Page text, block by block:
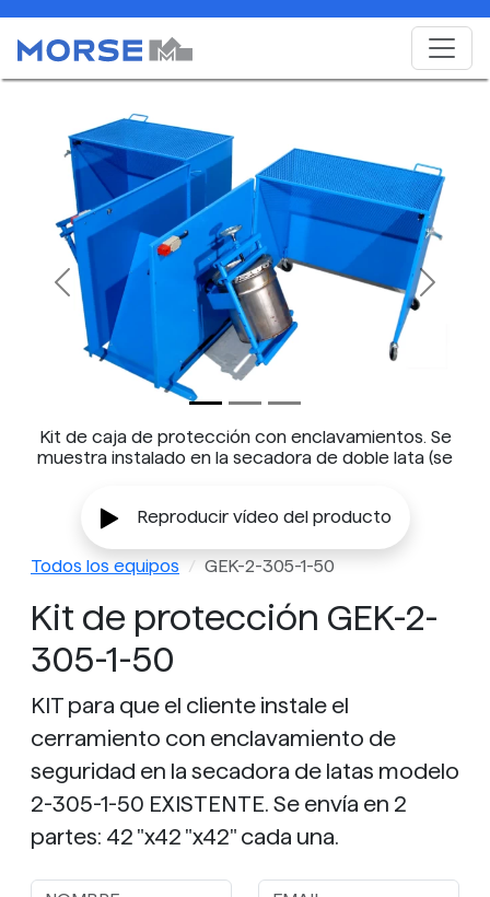
Kit de caja de protección con enclavamientos. Se
muestra instalado en la secadora de doble lata (se
Previous Next
Reproducir vídeo del producto
Todos los equipos GEK-2-305-1-50
Kit de protección GEK-2-
305-1-50
KIT para que el cliente instale el
cerramiento con enclavamiento de
seguridad en la secadora de latas modelo
2-305-1-50 EXISTENTE. Se envía en 2
partes: 42 "x42 "x42" cada una.